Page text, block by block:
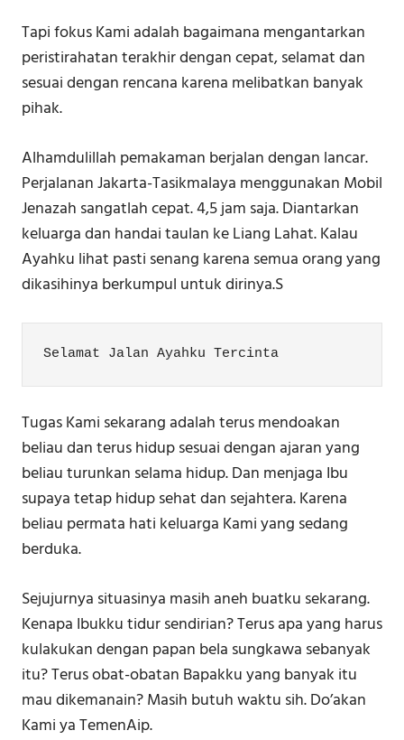
Tapi fokus Kami adalah bagaimana mengantarkan
peristirahatan terakhir dengan cepat, selamat dan
sesuai dengan rencana karena melibatkan banyak
pihak.
Alhamdulillah pemakaman berjalan dengan lancar.
Perjalanan Jakarta-Tasikmalaya menggunakan Mobil
Jenazah sangatlah cepat. 4,5 jam saja. Diantarkan
keluarga dan handai taulan ke Liang Lahat. Kalau
Ayahku lihat pasti senang karena semua orang yang
dikasihinya berkumpul untuk dirinya.S
Selamat Jalan Ayahku Tercinta
Tugas Kami sekarang adalah terus mendoakan
beliau dan terus hidup sesuai dengan ajaran yang
beliau turunkan selama hidup. Dan menjaga Ibu
supaya tetap hidup sehat dan sejahtera. Karena
beliau permata hati keluarga Kami yang sedang
berduka.
Sejujurnya situasinya masih aneh buatku sekarang.
Kenapa Ibukku tidur sendirian? Terus apa yang harus
kulakukan dengan papan bela sungkawa sebanyak
itu? Terus obat-obatan Bapakku yang banyak itu
mau dikemanain? Masih butuh waktu sih. Do’akan
Kami ya TemenAip.